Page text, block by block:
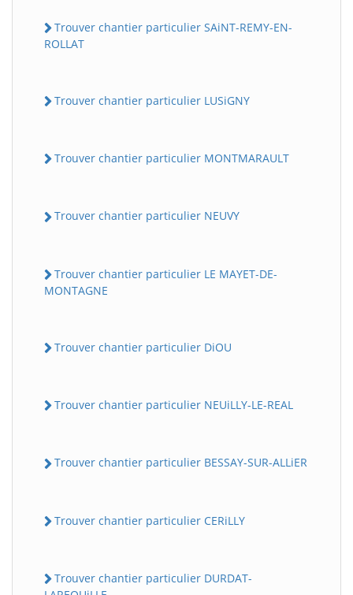
Trouver chantier particulier SAiNT-REMY-EN-
ROLLAT
Trouver chantier particulier LUSiGNY
Trouver chantier particulier MONTMARAULT
Trouver chantier particulier NEUVY
Trouver chantier particulier LE MAYET-DE-
MONTAGNE
Trouver chantier particulier DiOU
Trouver chantier particulier NEUiLLY-LE-REAL
Trouver chantier particulier BESSAY-SUR-ALLiER
Trouver chantier particulier CERiLLY
Trouver chantier particulier DURDAT-